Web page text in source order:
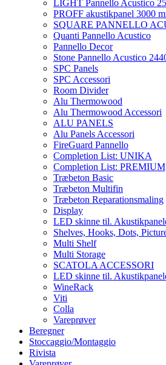
LIGHT Pannello Acustico
PROFF akustikpanel 3000
SQUARE PANNELLO
Quanti Pannello Acustico
Pannello Decor
Stone Pannello Acustico
SPC Panels
SPC Accessori
Room Divider
Alu Thermowood
Alu Thermowood Accessori
ALU PANELS
Alu Panels Accessori
FireGuard Pannello
Completion List: UNIKA
Completion List:
Træbeton Basic
Træbeton Multifin
Træbeton Reparationsmaling
Display
LED skinne til.
Shelves, Hooks, Dots,
Multi Shelf
Multi Storage
SCATOLA ACCESSORI
LED skinne til.
WineRack
Viti
Colla
Vareprøver
Beregner
Stoccaggio/Montaggio
Rivista